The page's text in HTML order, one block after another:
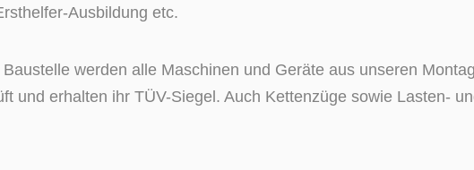
Ausbildung etc.
werden alle Maschinen und Geräte aus unseren
und erhalten ihr TÜV-Siegel. Auch Kettenzüge sowie Lasten-